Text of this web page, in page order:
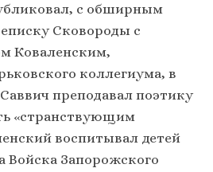
с обширным
Сковороды с
Коваленским,
коллегиума, в
преподавал поэтику
«странствующим
воспитывал детей
Войска Запорожского